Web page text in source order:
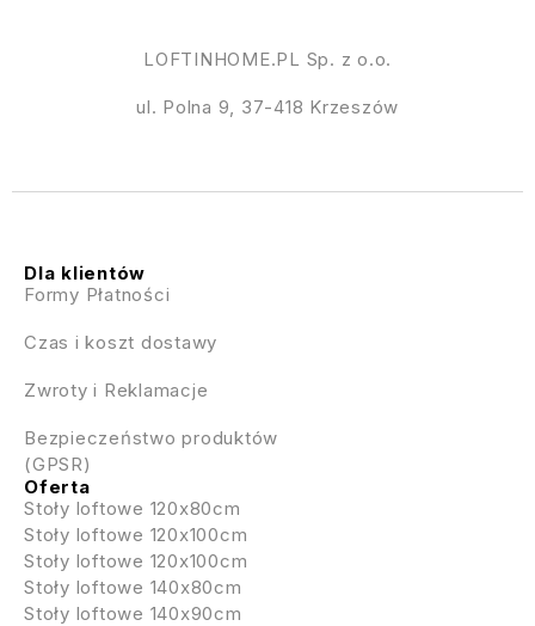
LOFTINHOME.PL Sp. z o.o.
ul. Polna 9, 37-418 Krzeszów
Dla klientów
Formy Płatności
Czas i koszt dostawy
Zwroty i Reklamacje
Bezpieczeństwo produktów
(GPSR)
Oferta
Stoły loftowe 120x80cm
Stoły loftowe 120x100cm
Stoły loftowe 120x100cm
Stoły loftowe 140x80cm
Stoły loftowe 140x90cm